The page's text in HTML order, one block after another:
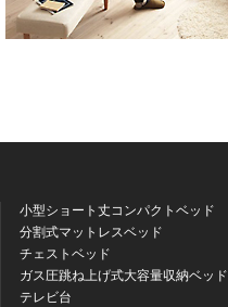
小型ショート丈コンパクトベッド
分割式マットレスベッド
チェストベッド
ガス圧跳ね上げ式大容量収納ベッド
テレビ台